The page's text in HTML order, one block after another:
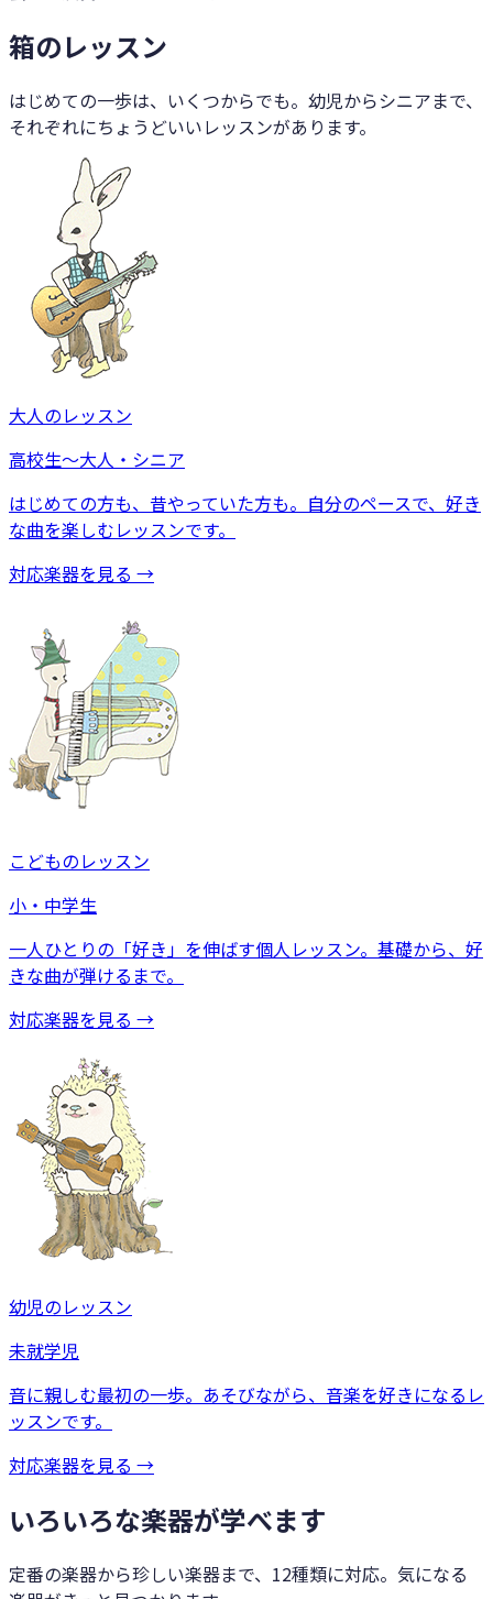
箱のレッスン
はじめての一歩は、いくつからでも。幼児からシニアまで、
それぞれにちょうどいいレッスンがあります。
大人のレッスン
高校生〜大人・シニア
はじめての方も、昔やっていた方も。自分のペースで、好き
な曲を楽しむレッスンです。
対応楽器を見る →
こどものレッスン
小・中学生
一人ひとりの「好き」を伸ばす個人レッスン。基礎から、好
きな曲が弾けるまで。
対応楽器を見る →
幼児のレッスン
未就学児
音に親しむ最初の一歩。あそびながら、音楽を好きになるレ
ッスンです。
対応楽器を見る →
いろいろな楽器が学べます
定番の楽器から珍しい楽器まで、12種類に対応。気になる